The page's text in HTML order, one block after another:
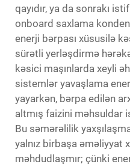
qayıdır, ya da sonrakı
onboard saxlama
enerji bərpası xüsusilə
sürətli yerləşdirmə
kəsici maşınlarda xeyli
sistemlər yavaşlama
yayarkən, bərpa edilən
altmış faizini məhsuldar
Bu səmərəlilik
yalnız birbaşa əməliyyat
məhdudlaşmır; çünki